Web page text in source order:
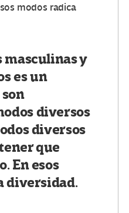
modos radica
masculinas y
es un
diversos
diversos
que
En esos
diversidad.